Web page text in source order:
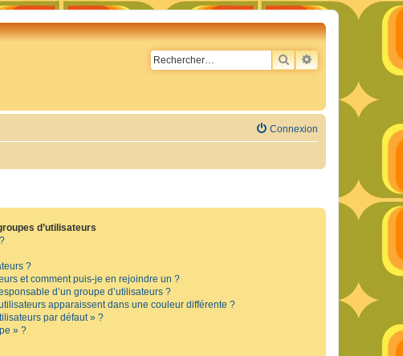
RECHERCHER
RECHERCHE
Connexion
d’utilisateurs
?
et comment puis-je en rejoindre un ?
d’un groupe d’utilisateurs ?
apparaissent dans une couleur différente ?
par défaut » ?
» ?